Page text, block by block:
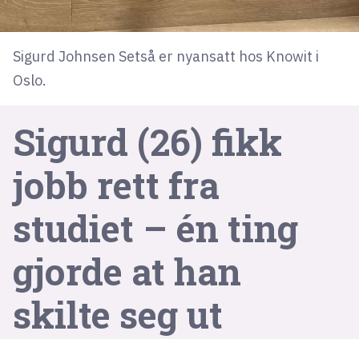
Sigurd Johnsen Setså er nyansatt hos Knowit i
Oslo.
Sigurd (26) fikk
jobb rett fra
studiet – én ting
gjorde at han
skilte seg ut
nyhetsbrev
kode24-klubben
LinkedIn
Bluesky
annonsepriser
annonseguide
suksesshistorier
Bli firmapartner